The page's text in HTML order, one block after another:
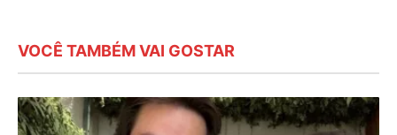
VOCÊ TAMBÉM VAI GOSTAR